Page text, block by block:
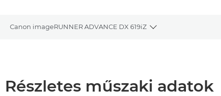
Canon imageRUNNER ADVANCE DX 619iZ
Toggle
Részletes műszaki adatok